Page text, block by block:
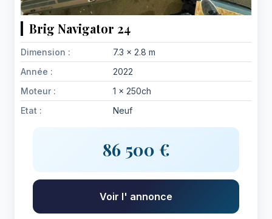
Brig Navigator 24
Dimension :
7.3 x 2.8 m
Année :
2022
Moteur :
1 x 250ch
Etat :
Neuf
86 500 €
Voir l' annonce